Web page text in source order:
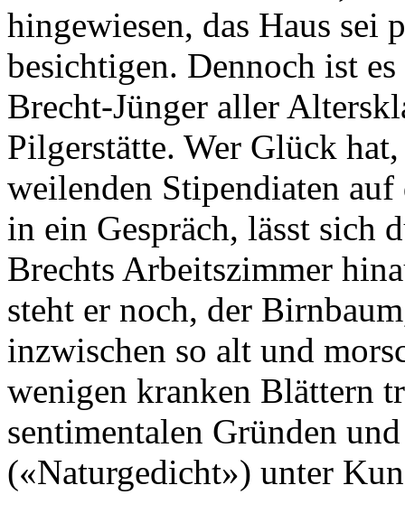
hingewiesen, das Haus
besichtigen. Dennoch ist
Brecht-Jünger aller
Pilgerstätte. Wer Glück
weilenden Stipendiaten
in ein Gespräch, lässt sich
Brechts Arbeitszimmer
steht er noch, der
inzwischen so alt und
wenigen kranken Blättern
sentimentalen Gründen
(«Naturgedicht») unter